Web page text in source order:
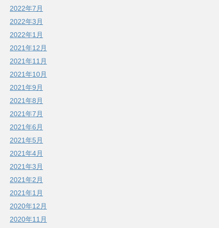
2022年7月
2022年3月
2022年1月
2021年12月
2021年11月
2021年10月
2021年9月
2021年8月
2021年7月
2021年6月
2021年5月
2021年4月
2021年3月
2021年2月
2021年1月
2020年12月
2020年11月